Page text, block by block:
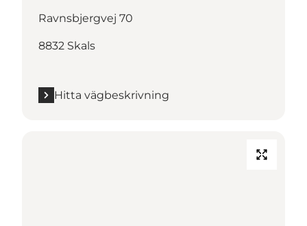
Ravnsbjergvej 70
8832 Skals
Hitta vägbeskrivning